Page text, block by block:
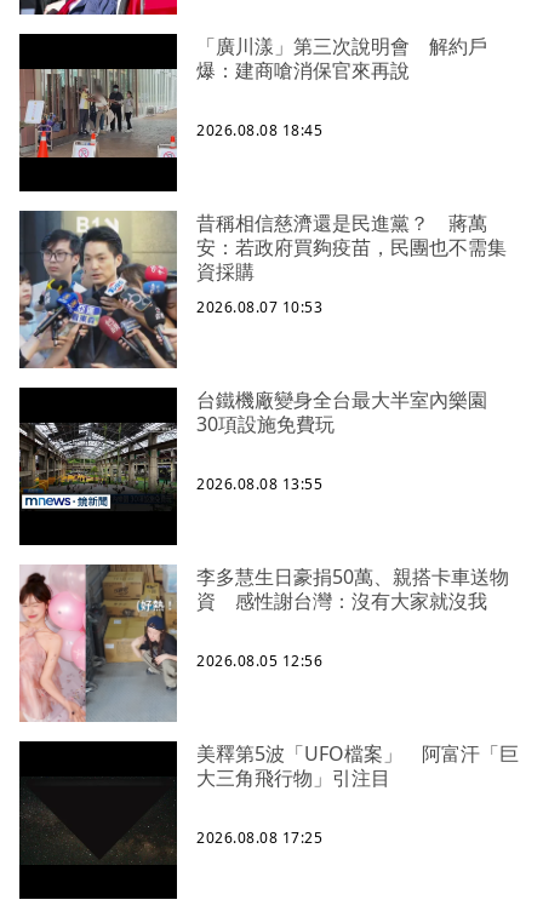
「廣川漾」第三次說明會 解約戶
爆：建商嗆消保官來再說
2026.08.08 18:45
昔稱相信慈濟還是民進黨？ 蔣萬
安：若政府買夠疫苗，民團也不需集
資採購
2026.08.07 10:53
台鐵機廠變身全台最大半室內樂園
30項設施免費玩
2026.08.08 13:55
李多慧生日豪捐50萬、親搭卡車送物
資 感性謝台灣：沒有大家就沒我
2026.08.05 12:56
美釋第5波「UFO檔案」 阿富汗「巨
大三角飛行物」引注目
2026.08.08 17:25